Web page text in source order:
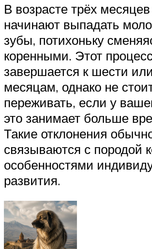
В возрасте трёх месяцев
начинают выпадать
зубы, потихоньку
коренными. Этот
завершается к шести
месяцам, однако не
переживать, если у
это занимает больше
Такие отклонения
связываются с породой
особенностями
развития.